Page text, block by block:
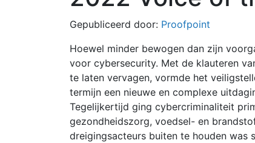
Gepubliceerd door: Proofpoint
Hoewel minder bewogen dan zijn
voor cybersecurity. Met de klauteren
te laten vervagen, vormde het
termijn een nieuwe en complexe
Tegelijkertijd ging cybercriminaliteit
gezondheidszorg, voedsel- en
dreigingsacteurs buiten te houden was